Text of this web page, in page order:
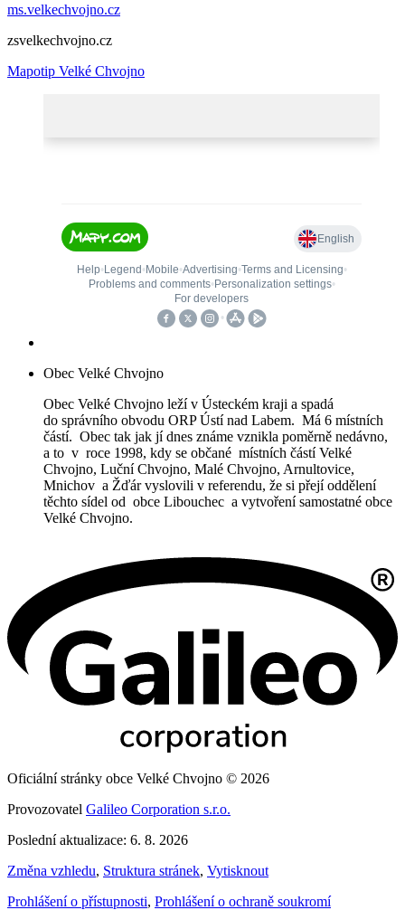
ms.velkechvojno.cz
zsvelkechvojno.cz
Mapotip Velké Chvojno
Obec Velké Chvojno
Obec Velké Chvojno leží v Ústeckém kraji a spadá
do správního obvodu ORP Ústí nad Labem. Má 6 místních
částí. Obec tak jak jí dnes známe vznikla poměrně nedávno,
a to v roce 1998, kdy se občané místních částí Velké
Chvojno, Luční Chvojno, Malé Chvojno, Arnultovice,
Mnichov a Žďár vyslovili v referendu, že si přejí oddělení
těchto sídel od obce Libouchec a vytvoření samostatné obce
Velké Chvojno.
Oficiální stránky obce Velké Chvojno © 2026
Provozovatel Galileo Corporation s.r.o.
Poslední aktualizace: 6. 8. 2026
Změna vzhledu, Struktura stránek, Vytisknout
Prohlášení o přístupnosti, Prohlášení o ochraně soukromí